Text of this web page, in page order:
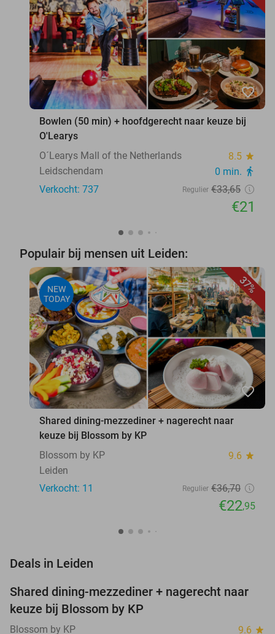
favorite_border
Bowlen (50 min) + hoofdgerecht naar keuze bij
O'Learys
O´Learys Mall of the Netherlands
8.5 star
Leidschendam 0 min. directions_walk
Verkocht: 737 Regulier €33,65
€21
Populair bij mensen uit Leiden:
37%
NEW
TODAY
favorite_border
Shared dining-mezzediner + nagerecht naar
keuze bij Blossom by KP
Blossom by KP
9.6 star
Leiden
Verkocht: 11
Regulier €36,70
€22,95
Deals in Leiden
37%
TODAY
Shared dining-mezzediner + nagerecht naar
keuze bij Blossom by KP
Blossom by KP 9.6 star